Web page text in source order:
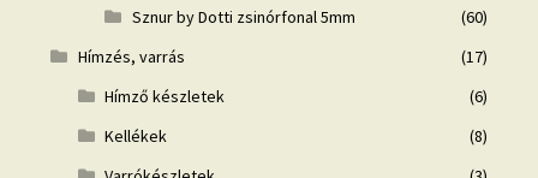
Sznur by Dotti zsinórfonal 5mm
(60)
Hímzés, varrás
(17)
Hímző készletek
(6)
Kellékek
(8)